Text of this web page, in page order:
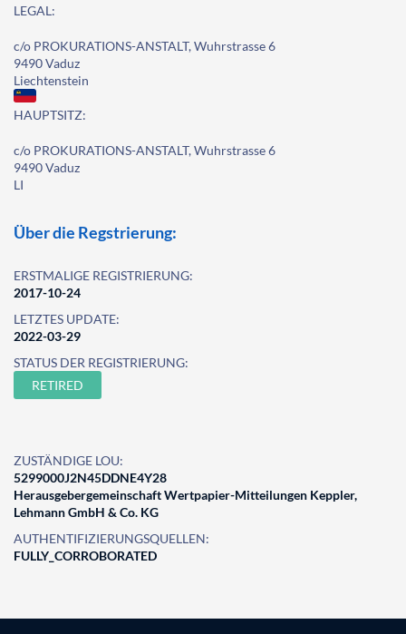
LEGAL:
c/o PROKURATIONS-ANSTALT, Wuhrstrasse 6
9490 Vaduz
Liechtenstein
HAUPTSITZ:
c/o PROKURATIONS-ANSTALT, Wuhrstrasse 6
9490 Vaduz
LI
Über die Regstrierung:
ERSTMALIGE REGISTRIERUNG:
2017-10-24
LETZTES UPDATE:
2022-03-29
STATUS DER REGISTRIERUNG:
RETIRED
ZUSTÄNDIGE LOU:
5299000J2N45DDNE4Y28
Herausgebergemeinschaft Wertpapier-Mitteilungen Keppler,
Lehmann GmbH & Co. KG
AUTHENTIFIZIERUNGSQUELLEN:
FULLY_CORROBORATED